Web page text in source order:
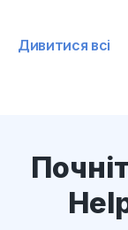
Дивитися всі